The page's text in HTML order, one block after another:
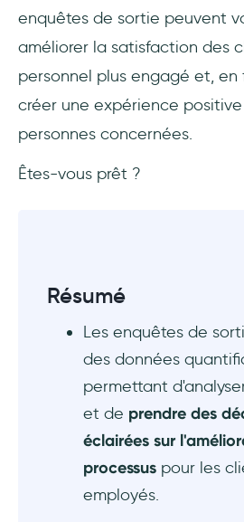
Enquêtes de sortie des
Enquêtes de sortie
Mesures à prendre pour
des enquêtes de sortie
Identifier les tendances et
Mise en œuvre et suivi
Communiquer les
étapes
Conclusion
Questions Fréquentes
enquêtes de sortie peuvent
améliorer la satisfaction des
personnel plus engagé et,
créer une expérience
personnes concernées.
Êtes-vous prêt ?
Résumé
Les enquêtes de
des données
permettant
et de prendre des
éclairées sur
processus pour les
employés.